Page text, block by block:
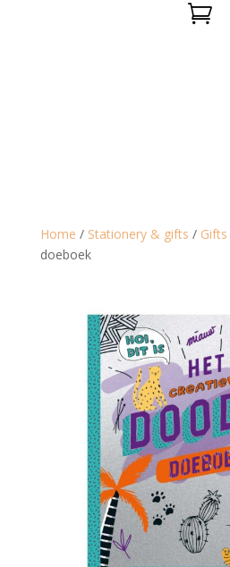

Home / Stationery & gifts / Gifts
doeboek